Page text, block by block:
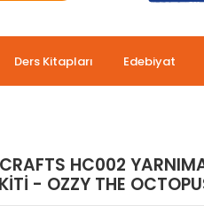
Ders Kitapları Edebiyat
HC002
- OZZY THE